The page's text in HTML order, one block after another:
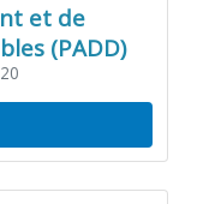
et de
(PADD)